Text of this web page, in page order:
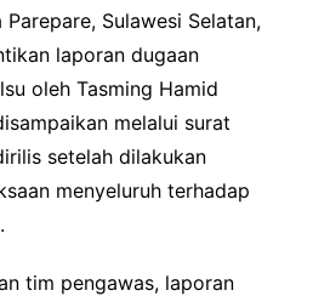
Sulawesi Selatan,
laporan dugaan
oleh Tasming Hamid
melalui surat
setelah dilakukan
menyeluruh terhadap
tim pengawas, laporan